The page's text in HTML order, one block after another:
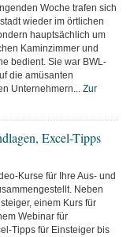
Woche trafen sich
wieder im örtlichen
hauptsächlich um
Kaminzimmer und
bedient. Sie war BWL-
die amüsanten
Unternehmern... Zur
Excel-Tipps
Kurse für Ihre Aus- und
Neben
einem Kurs für
Webinar für
Tipps für Einsteiger bis